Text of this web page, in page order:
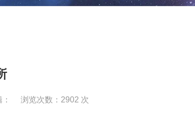
浏览次数： 2902 次